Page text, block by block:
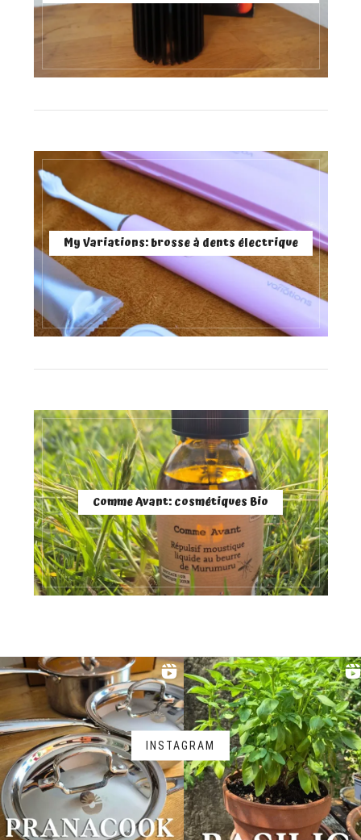
My Variations: brosse à dents électrique
Comme Avant: cosmétiques Bio
INSTAGRAM